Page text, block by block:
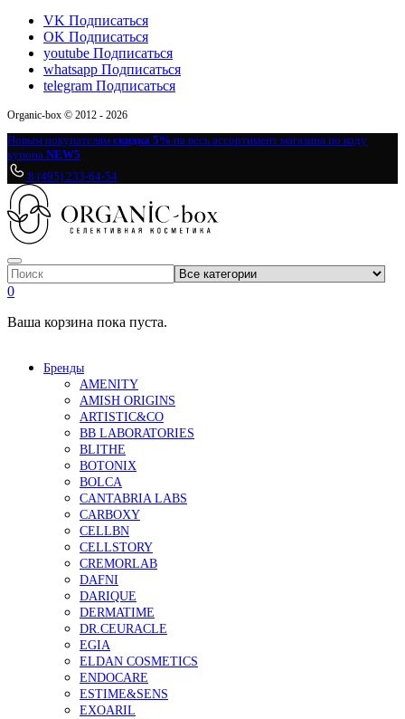
VK Подписаться
OK Подписаться
youtube Подписаться
whatsapp Подписаться
telegram Подписаться
Organic-box © 2012 - 2026
Новым покупателям скидка 5% на весь ассортимент магазина по коду
купона NEW5
8 (495) 233-64-54
0
Ваша корзина пока пуста.
Бренды
AMENITY
AMISH ORIGINS
ARTISTIC&CO
BB LABORATORIES
BLITHE
BOTONIX
BOLCA
CANTABRIA LABS
CARBOXY
CELLBN
CELLSTORY
CREMORLAB
DAFNI
DARIQUE
DERMATIME
DR.CEURACLE
EGIA
ELDAN COSMETICS
ENDOCARE
ESTIME&SENS
EXOARIL